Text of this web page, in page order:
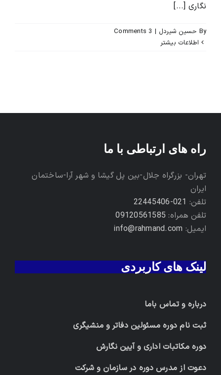
نگاری [...]
By حسین شیردل |
3 Comments
اطلاعات بیشتر
راه های ارتباطی با ما
تهران- بزرگراه جلال-بین پل گیشا و شهر آرا-ساختمان
ایران
تلفن: 021-22445406
تلفن همراه: 09120561585
ایمیل: info@rahmand.com
لینک های کاربردی
درباره و تماس باما
ثبت نام دوره مسئولین دفاتر و منشیگری
دوره مکاتبات اداری و آیین نگارش
دعوت از مدرس دوره در سازمان و شرکت